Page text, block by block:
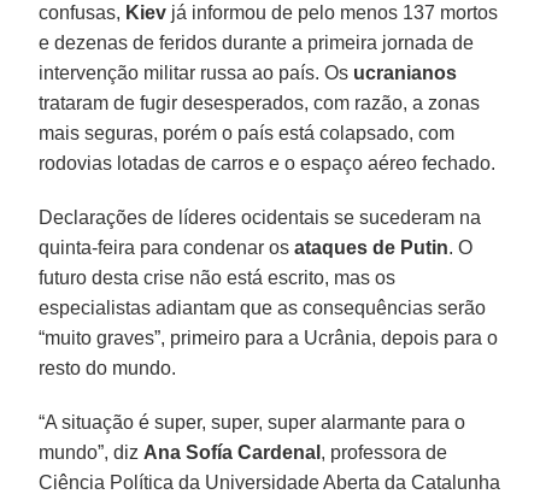
confusas, Kiev já informou de pelo menos 137 mortos
e dezenas de feridos durante a primeira jornada de
intervenção militar russa ao país. Os ucranianos
trataram de fugir desesperados, com razão, a zonas
mais seguras, porém o país está colapsado, com
rodovias lotadas de carros e o espaço aéreo fechado.
Declarações de líderes ocidentais se sucederam na
quinta-feira para condenar osataques de Putin. O
futuro desta crise não está escrito, mas os
especialistas adiantam que as consequências serão
“muito graves”, primeiro para a Ucrânia, depois para o
resto do mundo.
“A situação é super, super, super alarmante para o
mundo”, diz Ana Sofía Cardenal , professora de
Ciência Política da Universidade Aberta da Catalunha